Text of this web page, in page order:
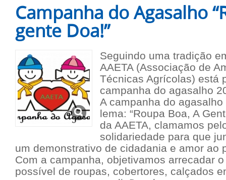
Campanha do Agasalho
gente Doa!”
Seguindo uma tradição
AAETA (Associação de
Técnicas Agrícolas) está
campanha do agasalho
A campanha do
lema: “Roupa Boa, A
da AAETA, clamamos
solidariedade para que
um demonstrativo de cidadania e amor ao
Com a campanha, objetivamos arrecadar
possível de roupas, cobertores, calçados